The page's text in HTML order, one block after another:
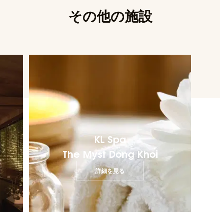
その他の施設
KL Spa
The Myst Dong Khoi
詳細を見る